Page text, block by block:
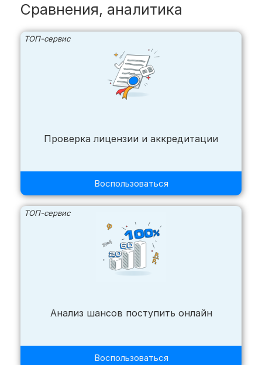
Сравнения, аналитика
ТОП-сервис
Проверка лицензии и аккредитации
Воспользоваться
ТОП-сервис
Анализ шансов поступить онлайн
Воспользоваться